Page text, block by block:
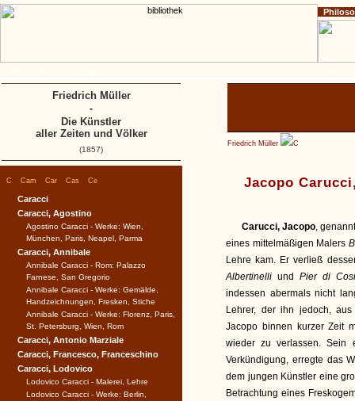
Friedrich Müller C
Jacopo
Carucci, Jacopo,
eines mittelmäßigen Malers
Lehre kam. Er verließ
Albertinelli und Pier di
indessen abermals nicht
Lehrer, der ihn jedoch,
Jacopo binnen kurzer Zeit
wieder zu verlassen. Sein
Verkündigung, erregte das
dem jungen Künstler eine
Betrachtung eines
C Cam Car Cas Ce
Caracci
Caracci, Agostino
Agostino Caracci - Werke: Wien,
München, Paris, Neapel, Parma
Caracci, Annibale
Annibale Caracci - Rom: Palazzo
Farnese, San Gregorio
Annibale Caracci - Werke: Gemälde,
Handzeichnungen, Fresken, Stiche
Annibale Caracci - Werke: Florenz, Paris,
St. Petersburg, Wien, Rom
Caracci, Antonio Marziale
Caracci, Francesco, Franceschino
Caracci, Lodovico
Lodovico Caracci - Malerei, Lehre
Lodovico Caracci - Werke: Berlin,
Friedrich Müller
-
Die Künstler
aller Zeiten und Völker
(1857)